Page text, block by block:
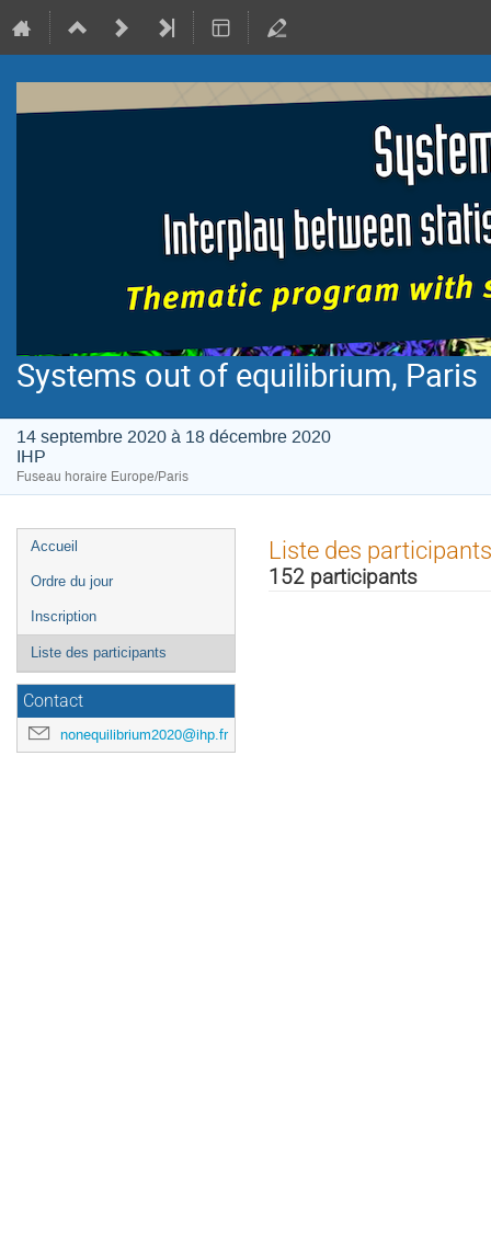
Systems out of equilibrium, Paris
14 septembre 2020 à 18 décembre 2020
IHP
Fuseau horaire Europe/Paris
Menu
de
Accueil
Ordre du jour
Inscription
Liste des participants
Contact
nonequilibrium2020@ihp.fr
Liste des participants
152 participants